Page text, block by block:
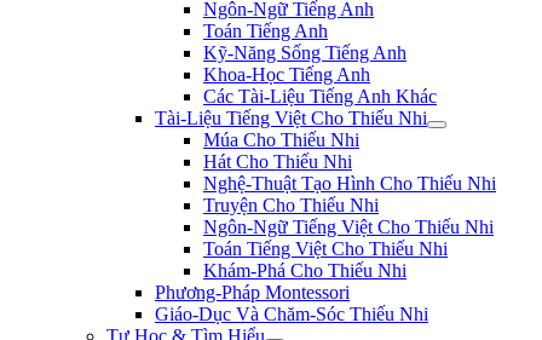
Ngôn-Ngữ Tiếng Anh
Toán Tiếng Anh
Kỹ-Năng Sống Tiếng Anh
Khoa-Học Tiếng Anh
Các Tài-Liệu Tiếng Anh Khác
Tài-Liệu Tiếng Việt Cho Thiếu Nhi
Múa Cho Thiếu Nhi
Hát Cho Thiếu Nhi
Nghệ-Thuật Tạo Hình Cho Thiếu Nhi
Truyện Cho Thiếu Nhi
Ngôn-Ngữ Tiếng Việt Cho Thiếu Nhi
Toán Tiếng Việt Cho Thiếu Nhi
Khám-Phá Cho Thiếu Nhi
Phương-Pháp Montessori
Giáo-Dục Và Chăm-Sóc Thiếu Nhi
Tự Học & Tìm Hiểu